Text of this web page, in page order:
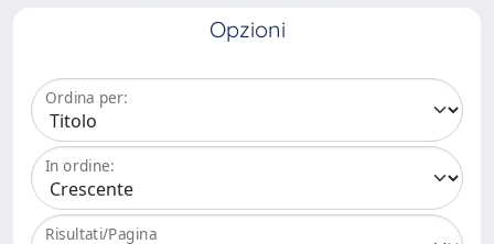
Opzioni
Ordina per:
In ordine:
Risultati/Pagina